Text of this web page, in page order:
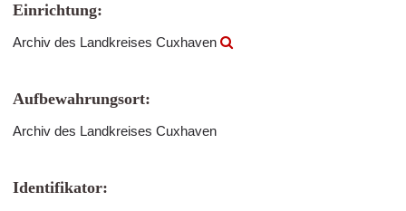
Einrichtung:
Archiv des Landkreises Cuxhaven
Aufbewahrungsort:
Archiv des Landkreises Cuxhaven
Identifikator: